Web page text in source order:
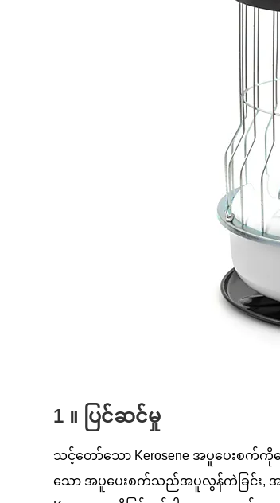
1 ။ ပြင်ဆင်မှု
သင့်တော်သော Kerosene အပူပေးစက်ကို
သော အပူပေးစက်သည်အပူလွန်ကဲခြင်း, အ